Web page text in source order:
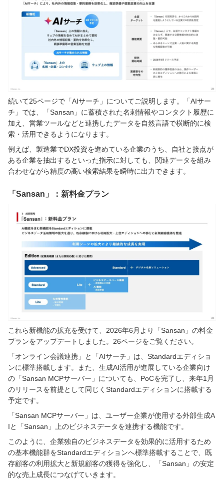
続いて25ページで「AIサーチ」についてご説明します。「AIサー
チ」では、「Sansan」に蓄積された名刺情報やコンタクト履歴に
加え、営業ツールなどと連携したデータを自然言語で横断的に検
索・活用できるようになります。
例えば、製造業でDX投資を進めている企業のうち、自社と接点が
ある企業を抽出するといった指示に対しても、関連データを組み
合わせながら精度の高い検索結果を瞬時に出力できます。
「Sansan」：新料金プラン
これら新機能の拡充を受けて、2026年6月より「Sansan」の料金
プランをアップデートしました。26ページをご覧ください。
「オンライン会議連携」と「AIサーチ」は、Standardエディショ
ンに標準搭載します。また、生成AI活用が進展している企業向け
の「Sansan MCPサーバー」についても、PoCを完了し、来年1月
のリリースを前提として同じくStandardエディションに搭載する
予定です。
「Sansan MCPサーバー」は、ユーザー企業が使用する外部生成A
Iと「Sansan」上のビジネスデータを連携する機能です。
このように、企業独自のビジネスデータを効果的に活用するため
の基本機能群をStandardエディションへ標準搭載することで、既
存顧客の利用拡大と新規顧客の獲得を強化し、「Sansan」の安定
的な売上成長につなげていきます。